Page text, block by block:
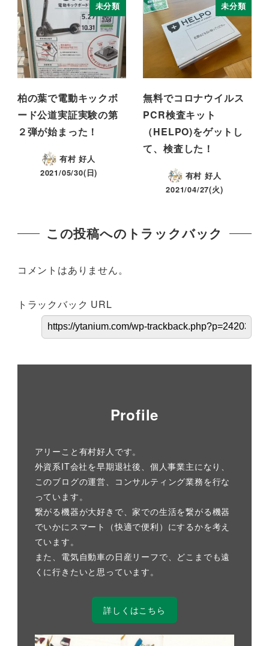
未分類
柏の葉で電動キックボ
ード公道実証実験の第
２弾が始まった！
有村 好人
2021/05/30(日)
未分類
無料でコロナウイルス
PCR検査キット
（HELPO)をゲットし
て、検査した！
有村 好人
2021/04/27(火)
この投稿へのトラックバック
コメントはありません。
トラックバック URL
Profile
アリーこと有村好人です。
外資系IT会社を早期退社後、個人事業主になり、
このブログの運営、コンサルティング業務を行な
っています。
繋がる機器が大好きで、家での生活を繋がる機器
でいかにスマート（快適で便利）にするかを考え
ています。
また、電気自動車の日産リーフで、どこまでも遠
くに行きたいと思っています。
詳しくはこちら